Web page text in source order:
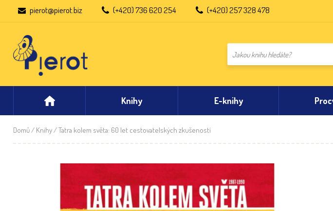
pierot@pierot.biz (+420) 736 620 254 (+420) 257 328 478
Knihy E-knihy
Domů/ Knihy/ Tatra kolem světa: 60 let cestovatelských zkušeností